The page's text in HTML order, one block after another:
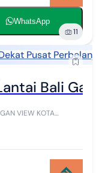
WhatsApp
11
Pusat
Bali
VIEW KOTA
- BANDUNG* - LT